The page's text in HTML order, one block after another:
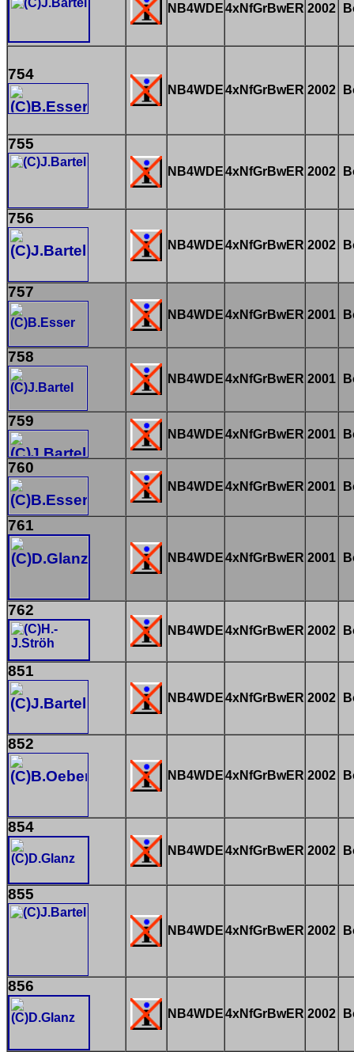
NB4WDE4xNfGrBwER 2002
754
NB4WDE4xNfGrBwER 2002
755
NB4WDE4xNfGrBwER 2002
756
NB4WDE4xNfGrBwER 2002
757
NB4WDE4xNfGrBwER 2001
758
NB4WDE4xNfGrBwER 2001
759
NB4WDE4xNfGrBwER 2001
760
NB4WDE4xNfGrBwER 2001
761
NB4WDE4xNfGrBwER 2001
762
NB4WDE4xNfGrBwER 2002
851
NB4WDE4xNfGrBwER 2002
852
NB4WDE4xNfGrBwER 2002
854
NB4WDE4xNfGrBwER 2002
855
NB4WDE4xNfGrBwER 2002
856
NB4WDE4xNfGrBwER 2002